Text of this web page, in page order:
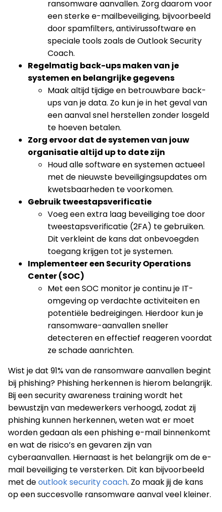
ransomware aanvallen. Zorg daarom voor
een sterke e-mailbeveiliging, bijvoorbeeld
door spamfilters, antivirussoftware en
speciale tools zoals de Outlook Security
Coach.
Regelmatig back-ups maken van je
systemen en belangrijke gegevens
Maak altijd tijdige en betrouwbare back-
ups van je data. Zo kun je in het geval van
een aanval snel herstellen zonder losgeld
te hoeven betalen.
Zorg ervoor dat de systemen van jouw
organisatie altijd up to date zijn
Houd alle software en systemen actueel
met de nieuwste beveiligingsupdates om
kwetsbaarheden te voorkomen.
Gebruik tweestapsverificatie
Voeg een extra laag beveiliging toe door
tweestapsverificatie (2FA) te gebruiken.
Dit verkleint de kans dat onbevoegden
toegang krijgen tot je systemen.
Implementeer een Security Operations
Center (SOC)
Met een SOC monitor je continu je IT-
omgeving op verdachte activiteiten en
potentiële bedreigingen. Hierdoor kun je
ransomware-aanvallen sneller
detecteren en effectief reageren voordat
ze schade aanrichten.
Wist je dat 91% van de ransomware aanvallen begint
bij phishing? Phishing herkennen is hierom belangrijk.
Bij een security awareness training wordt het
bewustzijn van medewerkers verhoogd, zodat zij
phishing kunnen herkennen, weten wat er moet
worden gedaan als een phishing e-mail binnenkomt
en wat de risico’s en gevaren zijn van
cyberaanvallen. Hiernaast is het belangrijk om de e-
mail beveiliging te versterken. Dit kan bijvoorbeeld
met deoutlook security coach. Zo maak jij de kans
op een succesvolle ransomware aanval veel kleiner.